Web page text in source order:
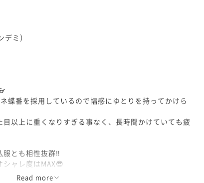
ミ）
蝶番を採用しているので幅感にゆとりを持ってかけら
以上に重くなりすぎる事なく、長時間かけていても疲
服とも相性抜群‼️
ャレ度はMAX😎
にするのもおすすめです♪
Read more